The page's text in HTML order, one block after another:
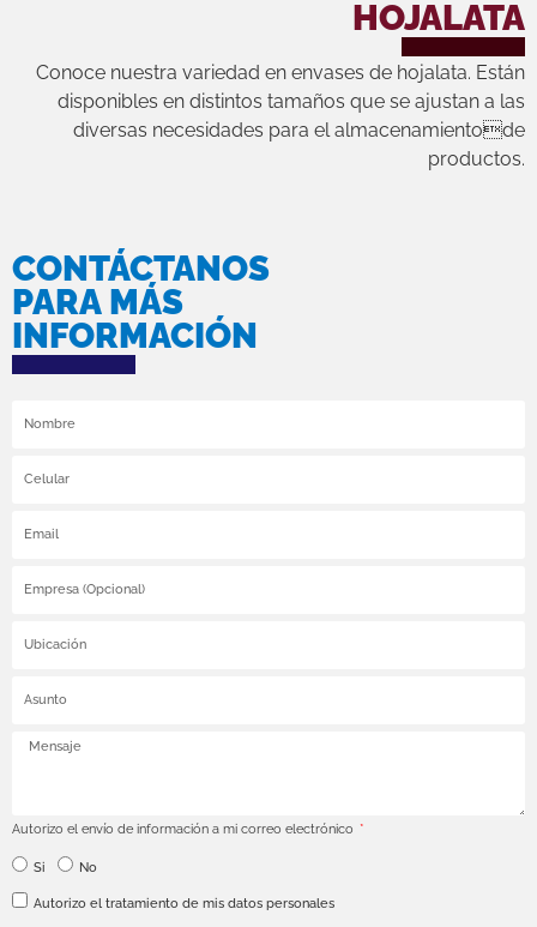
HOJALATA
Conoce nuestra variedad en envases de hojalata. Están
disponibles en distintos tamaños que se ajustan a las
diversas necesidades para el almacenamientode
productos.
CONTÁCTANOS
PARA MÁS
INFORMACIÓN
Autorizo el envío de información a mi correo electrónico
Si No
Autorizo el tratamiento de mis datos personales